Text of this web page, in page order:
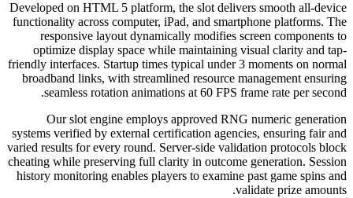
Developed on HTML 5 platform, the slot delivers smooth all-device
functionality across computer, iPad, and smartphone platforms. The
responsive layout dynamically modifies screen components to
optimize display space while maintaining visual clarity and tap-
friendly interfaces. Startup times typical under 3 moments on normal
broadband links, with streamlined resource management ensuring
seamless rotation animations at 60 FPS frame rate per second.
Our slot engine employs approved RNG numeric generation
systems verified by external certification agencies, ensuring fair and
varied results for every round. Server-side validation protocols block
cheating while preserving full clarity in outcome generation. Session
history monitoring enables players to examine past game spins and
validate prize amounts.